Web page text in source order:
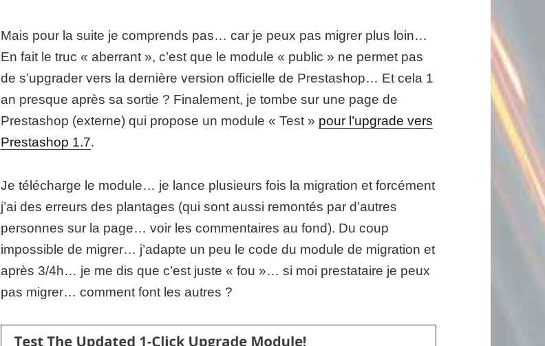
Mais pour la suite je comprends pas… car je peux pas migrer plus loin…
En fait le truc « aberrant », c’est que le module « public » ne permet pas
de s’upgrader vers la dernière version officielle de Prestashop… Et cela 1
an presque après sa sortie ? Finalement, je tombe sur une page de
Prestashop (externe) qui propose un module « Test » pour l’upgrade vers
Prestashop 1.7.
Je télécharge le module… je lance plusieurs fois la migration et forcément
j’ai des erreurs des plantages (qui sont aussi remontés par d’autres
personnes sur la page… voir les commentaires au fond). Du coup
impossible de migrer… j’adapte un peu le code du module de migration et
après 3/4h… je me dis que c’est juste « fou »… si moi prestataire je peux
pas migrer… comment font les autres ?